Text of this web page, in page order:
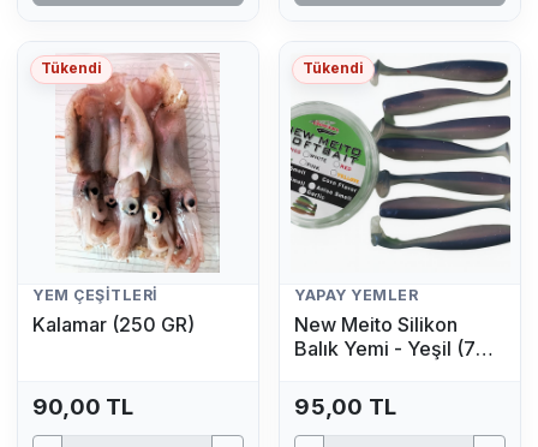
Tükendi
YEM ÇEŞITLERI
Kalamar (250 GR)
90,00 TL
Tükendi
YAPAY YEMLER
New Meito Silikon
Balık Yemi - Yeşil (7
95,00 TL